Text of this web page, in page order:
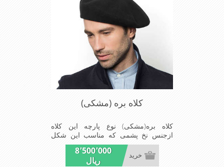
کلاه بره (مشکی)
کلاه بره(مشکی) نوع پارچه این کلاه
ازجنس نخ پشمی که مناسب این شکل
ازکلاه است شیک و مناسب افراد خوش
پوش جنس عالی,بافتی مناسب,سبکی,
خوش فرمی ازدیگر خصوصیات این کلاه
8٬500٬000
ریال
خرید